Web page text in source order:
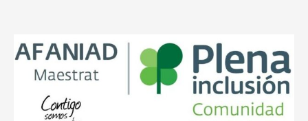
contenido